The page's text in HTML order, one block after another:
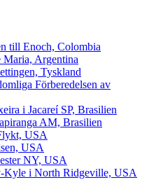
till Enoch, Colombia
Maria, Argentina
Tyskland
Förberedelsen av
i Jacareí SP, Brasilien
AM, Brasilien
USA
USA
NY, USA
Kyle i North Ridgeville, USA